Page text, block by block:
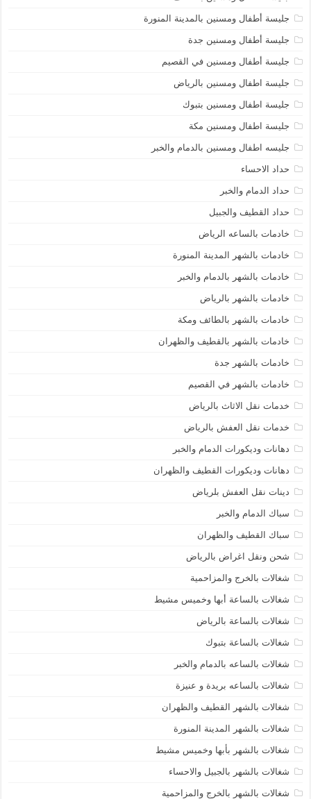
جليسة أطفال ومسنين بالمدينة المنورة
جليسة أطفال ومسنين جدة
جليسة أطفال ومسنين في القصيم
جليسة اطفال ومسنين بالرياض
جليسة اطفال ومسنين بتبوك
جليسة اطفال ومسنين مكة
جليسه اطفال ومسنين بالدمام والخبر
حداد الاحساء
حداد الدمام والخبر
حداد القطيف والجبيل
خادمات بالساعه الرياض
خادمات بالشهر المدينة المنورة
خادمات بالشهر بالدمام والخبر
خادمات بالشهر بالرياض
خادمات بالشهر بالطائف ومكة
خادمات بالشهر بالقطيف والظهران
خادمات بالشهر جدة
خادمات بالشهر في القصيم
خدمات نقل الاثاث بالرياض
خدمات نقل العفش بالرياض
دهانات وديكورات الدمام والخبر
دهانات وديكورات القطيف والظهران
دينات نقل العفش بلرياض
سباك الدمام والخبر
سباك القطيف والظهران
شحن ونقل اغراض بالرياض
شغالات بالخرج والمزاحمية
شغالات بالساعة أبها وخميس مشيط
شغالات بالساعة بالرياض
شغالات بالساعة بتبوك
شغالات بالساعه بالدمام والخبر
شغالات بالساعه بريدة و عنيزة
شغالات بالشهر القطيف والظهران
شغالات بالشهر المدينة المنورة
شغالات بالشهر بأبها وخميس مشيط
شغالات بالشهر بالجبيل والاحساء
شغالات بالشهر بالخرج والمزاحمية